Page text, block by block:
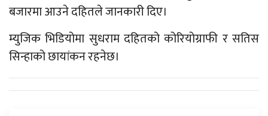
बजारमा आउने दहितले जानकारी दिए।
म्युजिक भिडियोमा सुधराम दहितको कोरियोग्राफी र सतिस
सिन्हाको छायांकन रहनेछ।